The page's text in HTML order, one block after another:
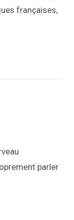
françaises,
parler